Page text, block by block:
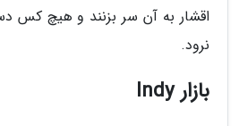
اقشار به آن سر بزنند و هیچ کس
نرود.
بازار Indy